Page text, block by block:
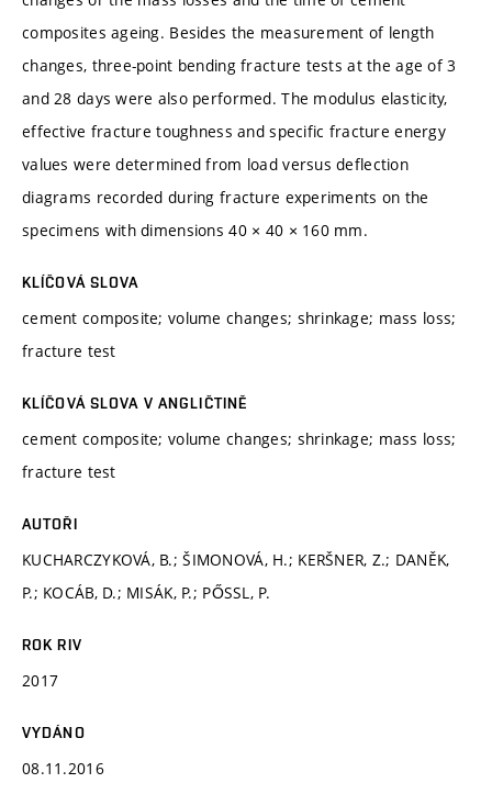
composites ageing. Besides the measurement of length
changes, three-point bending fracture tests at the age of 3
and 28 days were also performed. The modulus elasticity,
effective fracture toughness and specific fracture energy
values were determined from load versus deflection
diagrams recorded during fracture experiments on the
specimens with dimensions 40 × 40 × 160 mm.
KLÍČOVÁ SLOVA
cement composite; volume changes; shrinkage; mass loss;
fracture test
KLÍČOVÁ SLOVA V ANGLIČTINĚ
cement composite; volume changes; shrinkage; mass loss;
fracture test
AUTOŘI
KUCHARCZYKOVÁ, B.; ŠIMONOVÁ, H.; KERŠNER, Z.; DANĚK,
P.; KOCÁB, D.; MISÁK, P.; PŐSSL, P.
ROK RIV
2017
VYDÁNO
08.11.2016